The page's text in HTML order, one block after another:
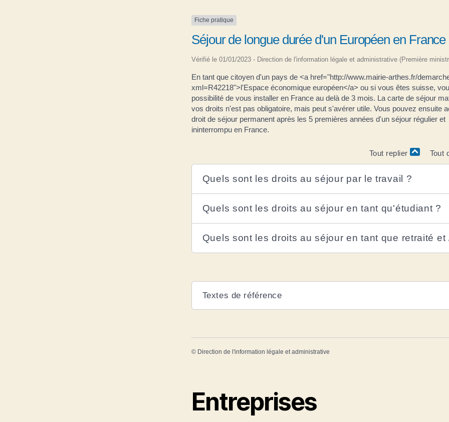
Fiche pratique
Séjour de longue durée d'un Européen en France
Vérifié le 01/01/2023 - Direction de l'information légale et administrative (Première
En tant que citoyen d'un pays de <a href="http://www.mairie-arthes.fr/
xml=R42218">l'Espace économique européen</a> ou si vous êtes suisse,
possibilité de vous installer en France au delà de 3 mois. La carte de séjour
vos droits n'est pas obligatoire, mais peut s'avérer utile. Vous pouvez ensuite
droit de séjour permanent après les 5 premières années d'un séjour régulier et
ininterrompu en France.
Tout replier Tout
Quels sont les droits au séjour par le travail ?
Quels sont les droits au séjour en tant qu'étudiant ?
Quels sont les droits au séjour en tant que retraité et
Textes de référence
© Direction de l'information légale et administrative
Entreprises